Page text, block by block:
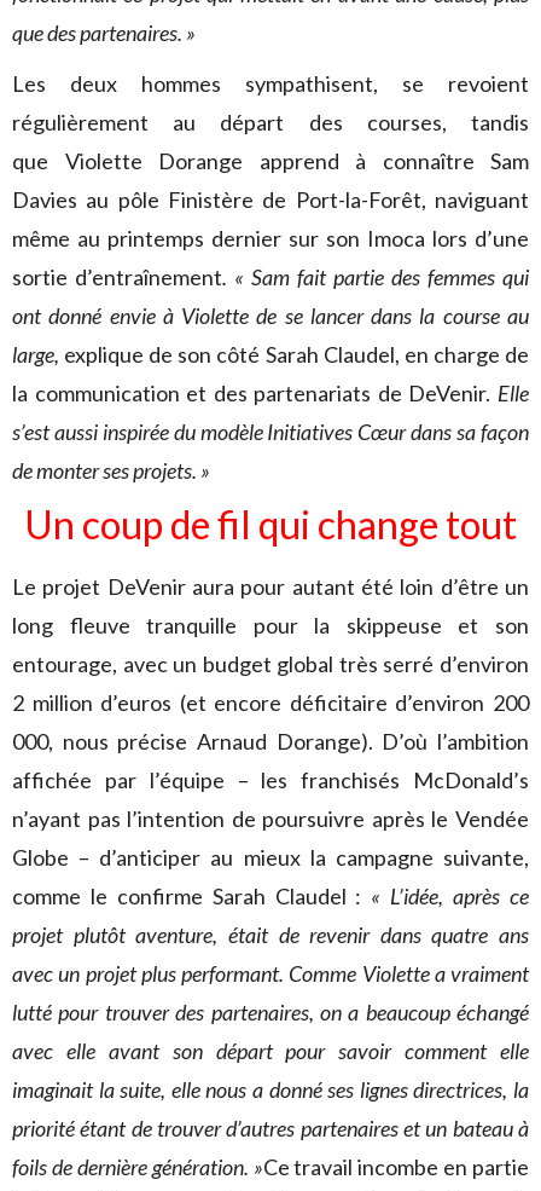
que des partenaires. »
Les deux hommes sympathisent, se revoient
régulièrement au départ des courses, tandis
que Violette Dorange apprend à connaître Sam
Davies au pôle Finistère de Port-la-Forêt, naviguant
même au printemps dernier sur son Imoca lors d’une
sortie d’entraînement. « Sam fait partie des femmes qui
ont donné envie à Violette de se lancer dans la course au
large, explique de son côté Sarah Claudel, en charge de
la communication et des partenariats de DeVenir. Elle
s’est aussi inspirée du modèle Initiatives Cœur dans sa façon
de monter ses projets. »
Un coup de fil qui change tout
Le projet DeVenir aura pour autant été loin d’être un
long fleuve tranquille pour la skippeuse et son
entourage, avec un budget global très serré d’environ
2 million d’euros (et encore déficitaire d’environ 200
000, nous précise Arnaud Dorange). D’où l’ambition
affichée par l’équipe – les franchisés McDonald’s
n’ayant pas l’intention de poursuivre après le Vendée
Globe – d’anticiper au mieux la campagne suivante,
comme le confirme Sarah Claudel : « L’idée, après ce
projet plutôt aventure, était de revenir dans quatre ans
avec un projet plus performant. Comme Violette a vraiment
lutté pour trouver des partenaires, on a beaucoup échangé
avec elle avant son départ pour savoir comment elle
imaginait la suite, elle nous a donné ses lignes directrices, la
priorité étant de trouver d’autres partenaires et un bateau à
foils de dernière génération. »Ce travail incombe en partie